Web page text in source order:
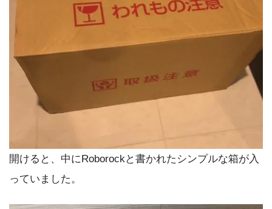
開けると、中にRoborockと書かれたシンプルな箱が入
っていました。